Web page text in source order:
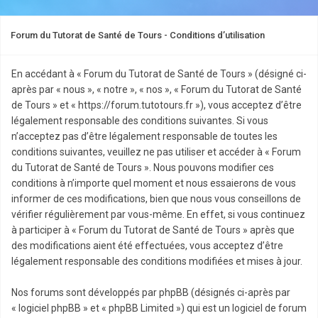
Forum du Tutorat de Santé de Tours - Conditions d’utilisation
En accédant à « Forum du Tutorat de Santé de Tours » (désigné ci-
après par « nous », « notre », « nos », « Forum du Tutorat de Santé
de Tours » et « https://forum.tutotours.fr »), vous acceptez d’être
légalement responsable des conditions suivantes. Si vous
n’acceptez pas d’être légalement responsable de toutes les
conditions suivantes, veuillez ne pas utiliser et accéder à « Forum
du Tutorat de Santé de Tours ». Nous pouvons modifier ces
conditions à n’importe quel moment et nous essaierons de vous
informer de ces modifications, bien que nous vous conseillons de
vérifier régulièrement par vous-même. En effet, si vous continuez
à participer à « Forum du Tutorat de Santé de Tours » après que
des modifications aient été effectuées, vous acceptez d’être
légalement responsable des conditions modifiées et mises à jour.
Nos forums sont développés par phpBB (désignés ci-après par
« logiciel phpBB » et « phpBB Limited ») qui est un logiciel de forum